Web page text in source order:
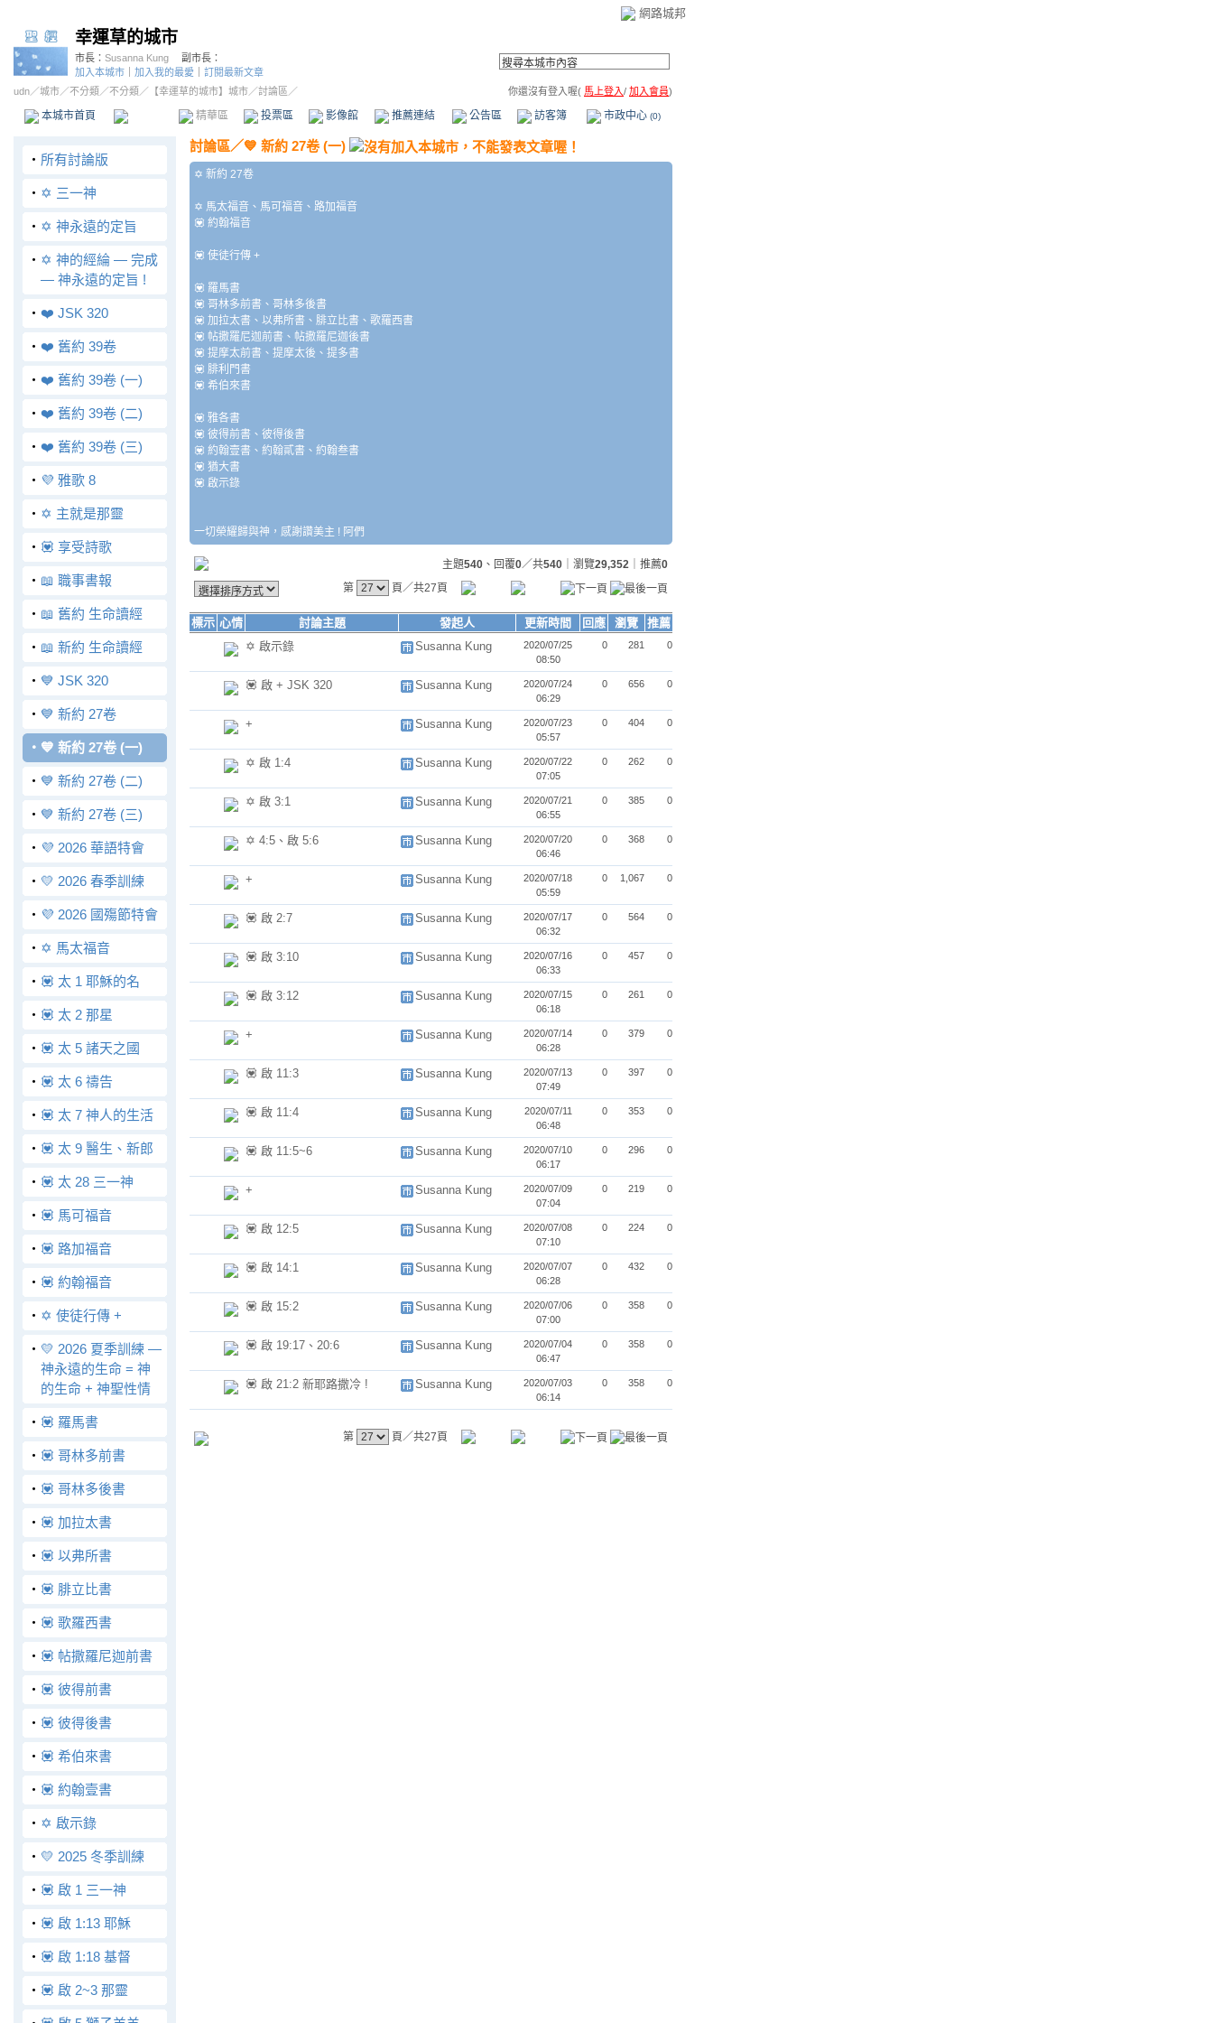
網路城邦
幸運草的城市
市長： Susanna Kung
副市長：
加入本城市
加入我的最愛
訂閱最新文章
udn／城市／不分類 ／不分類 ／ 【幸運草的城市】城市／討論區／ 你還沒有登入喔( 馬上登入/ 加入會員)
本城市首頁 精華區 投票區 影像館 推薦連結 公告區 訪客簿 市政中心 (0)
‧ 所有討論版
‧ ✡️ 三一神
‧ ✡️ 神永遠的定旨
‧ ✡️ 神的經綸 — 完成
— 神永遠的定旨 !
‧ ❤️ JSK 320
‧ ❤️ 舊約 39卷
‧ ❤️ 舊約 39卷 (一)
‧ ❤️ 舊約 39卷 (二)
‧ ❤️ 舊約 39卷 (三)
‧ 💜 雅歌 8
‧ ✡️ 主就是那靈
‧ 💟 享受詩歌
‧ 📖 職事書報
‧ 📖 舊約 生命讀經
‧ 📖 新約 生命讀經
‧ 💙 JSK 320
‧ 💙 新約 27卷
‧ 💙 新約 27卷 (一)
‧ 💙 新約 27卷 (二)
‧ 💙 新約 27卷 (三)
‧ 💜 2026 華語特會
‧ 💛 2026 春季訓練
‧ 💜 2026 國殤節特會
‧ ✡️ 馬太福音
‧ 💟 太 1 耶穌的名
‧ 💟 太 2 那星
‧ 💟 太 5 諸天之國
‧ 💟 太 6 禱告
‧ 💟 太 7 神人的生活
‧ 💟 太 9 醫生、新郎
‧ 💟 太 28 三一神
‧ 💟 馬可福音
‧ 💟 路加福音
‧ 💟 約翰福音
‧ ✡️ 使徒行傳 +
‧ 💛 2026 夏季訓練 —
神永遠的生命 = 神
的生命 + 神聖性情
‧ 💟 羅馬書
‧ 💟 哥林多前書
‧ 💟 哥林多後書
‧ 💟 加拉太書
‧ 💟 以弗所書
‧ 💟 腓立比書
‧ 💟 歌羅西書
‧ 💟 帖撒羅尼迦前書
‧ 💟 彼得前書
‧ 💟 彼得後書
‧ 💟 希伯來書
‧ 💟 約翰壹書
‧ ✡️ 啟示錄
‧ 💛 2025 冬季訓練
‧ 💟 啟 1 三一神
‧ 💟 啟 1:13 耶穌
‧ 💟 啟 1:18 基督
‧ 💟 啟 2~3 那靈
討論區／💙 新約 27卷 (一)
✡️ 新約 27卷
✡️ 馬太福音、馬可福音、路加福音
💟 約翰福音
💟 使徒行傳 +
💟 羅馬書
💟 哥林多前書、哥林多後書
💟 加拉太書、以弗所書、腓立比書、歌羅西書
💟 帖撒羅尼迦前書、帖撒羅尼迦後書
💟 提摩太前書、提摩太後、提多書
💟 腓利門書
💟 希伯來書
💟 雅各書
💟 彼得前書、彼得後書
💟 約翰壹書、約翰貳書、約翰叁書
💟 猶大書
💟 啟示錄
一切榮耀歸與神，感謝讚美主 ! 阿們
主題540 、回覆0／共540 ｜瀏覽29,352 ｜推薦0
第
頁／共27頁
標示 心情 討論主題 發起人 更新時間 回應 瀏覽
推薦
✡️ 啟示錄
Susanna Kung
2020/07/25
08:50
0 281 0
💟 啟 + JSK 320 Susanna Kung
2020/07/24
06:29
0 656 0
+ Susanna Kung
2020/07/23
05:57
0 404 0
✡️ 啟 1:4 Susanna Kung
2020/07/22
07:05
0 262 0
✡️ 啟 3:1 Susanna Kung
2020/07/21
06:55
0 385 0
✡️ 4:5、啟 5:6 Susanna Kung
2020/07/20
06:46
0 368 0
+ Susanna Kung
2020/07/18
05:59
0 1,067 0
💟 啟 2:7 Susanna Kung
2020/07/17
06:32
0 564 0
💟 啟 3:10 Susanna Kung
2020/07/16
06:33
0 457 0
💟 啟 3:12 Susanna Kung
2020/07/15
06:18
0 261 0
+ Susanna Kung
2020/07/14
06:28
0 379 0
💟 啟 11:3 Susanna Kung
2020/07/13
07:49
0 397 0
💟 啟 11:4 Susanna Kung
2020/07/11
06:48
0 353 0
💟 啟 11:5~6 Susanna Kung
2020/07/10
06:17
0 296 0
+ Susanna Kung
2020/07/09
07:04
0 219 0
💟 啟 12:5 Susanna Kung
2020/07/08
07:10
0 224 0
💟 啟 14:1 Susanna Kung
2020/07/07
06:28
0 432 0
💟 啟 15:2 Susanna Kung
2020/07/06
07:00
0 358 0
💟 啟 19:17、20:6 Susanna Kung
2020/07/04
06:47
0 358 0
💟 啟 21:2 新耶路撒冷 ! Susanna Kung
2020/07/03
06:14
0 358 0
第 頁／共27頁